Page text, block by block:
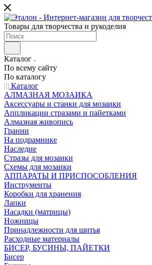
Товары для творчества и рукоделия
Каталог
По всему сайту
По каталогу
Каталог
АЛМАЗНАЯ МОЗАИКА
Аксессуары и станки для мозаики
Аппликации стразами и пайетками
Алмазная живопись
Гранни
На подрамнике
Наследие
Стразы для мозаики
Схемы для мозаики
АППАРАТЫ И ПРИСПОСОБЛЕНИЯ
Инструменты
Коробки для хранения
Лапки
Насадки (матрицы)
Ножницы
Принадлежности для шитья
Расходные материалы
БИСЕР, БУСИНЫ, ПАЙЕТКИ
Бисер